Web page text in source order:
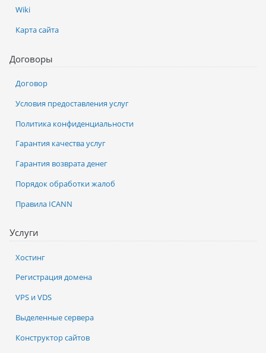
Услуги
Хостинг
Регистрация домена
VPS и VDS
Выделенные сервера
Конструктор сайтов
Wiki
Карта сайта
Договоры
Договор
Условия предоставления услуг
Политика конфиденциальности
Гарантия качества услуг
Гарантия возврата денег
Порядок обработки жалоб
Правила ICANN